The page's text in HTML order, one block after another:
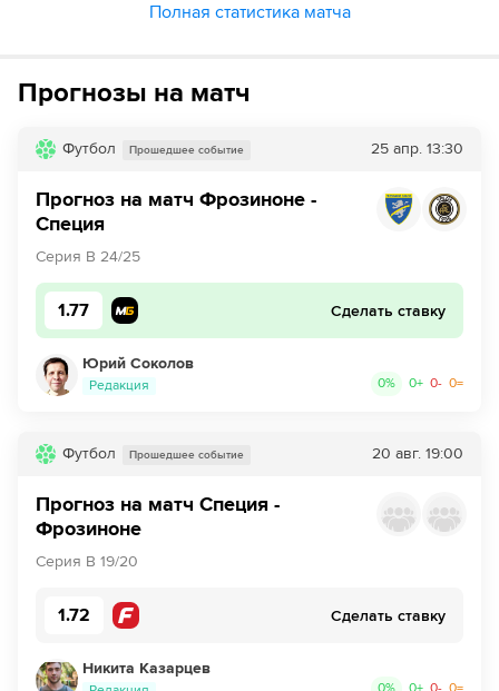
Полная статистика матча
Прогнозы на матч
Футбол Прошедшее событие 25 апр. 13:30
Прогноз на матч Фрозиноне -
Специя
Серия B 24/25
1.77 Сделать ставку
Юрий Соколов
Редакция 0% 0+ 0- 0=
Футбол Прошедшее событие 20 авг. 19:00
Прогноз на матч Специя -
Фрозиноне
Серия B 19/20
1.72 Сделать ставку
Никита Казарцев